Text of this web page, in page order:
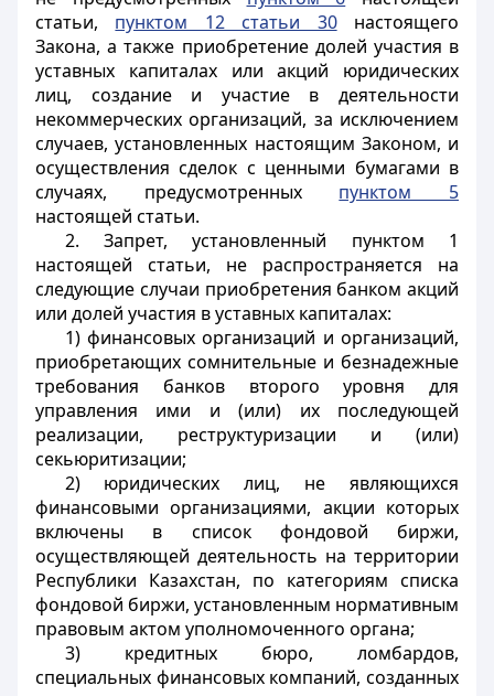
статьи, пунктом 12 статьи 30настоящего
Закона, а также приобретение долей участия в
уставных капиталах или акций юридических
лиц, создание и участие в деятельности
некоммерческих организаций, за исключением
случаев, установленных настоящим Законом, и
осуществления сделок с ценными бумагами в
случаях, предусмотренных пунктом 5
настоящей статьи.
2. Запрет, установленный пунктом 1
настоящей статьи, не распространяется на
следующие случаи приобретения банком акций
или долей участия в уставных капиталах:
1) финансовых организаций и организаций,
приобретающих сомнительные и безнадежные
требования банков второго уровня для
управления ими и (или) их последующей
реализации, реструктуризации и (или)
секьюритизации;
2) юридических лиц, не являющихся
финансовыми организациями, акции которых
включены в список фондовой биржи,
осуществляющей деятельность на территории
Республики Казахстан, по категориям списка
фондовой биржи, установленным нормативным
правовым актом уполномоченного органа;
3) кредитных бюро, ломбардов,
специальных финансовых компаний, созданных